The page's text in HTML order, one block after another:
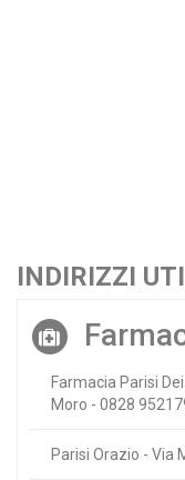
INDIRIZZI
Farmacia Parisi
Moro - 0828
Parisi Orazio - Via